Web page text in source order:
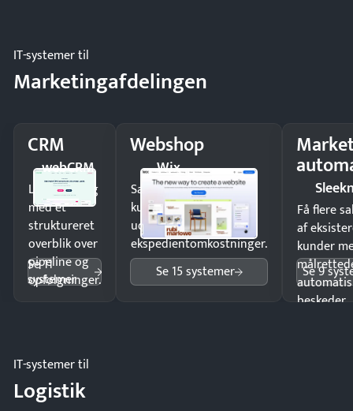
IT-systemer til
Marketingafdelingen
CRM
webCRM
Luk flere salg
med et
struktureret
overblik over
pipeline og
opfølgninger.
Se 11
systemer
Webshop
Wix
Sælg produkter 24/7 til
kunder i hele landet
uden
ekspedientomkostninger.
Se 15 systemer
Få flere
af
kunder
beskeder.
Se 9
IT-systemer til
Logistik